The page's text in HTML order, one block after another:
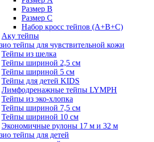
Размер B
Размер С
Набор кросс тейпов (А+B+C)
Аку тейпы
тейпы для чувствительной кожи
Тейпы из шелка
Тейпы шириной 2,5 см
Тейпы шириной 5 см
Тейпы для детей KIDS
Лимфодренажные тейпы LYMPH
Тейпы из эко-хлопка
Тейпы шириной 7,5 см
Тейпы шириной 10 см
Экономичные рулоны 17 м и 32 м
тейпы для детей